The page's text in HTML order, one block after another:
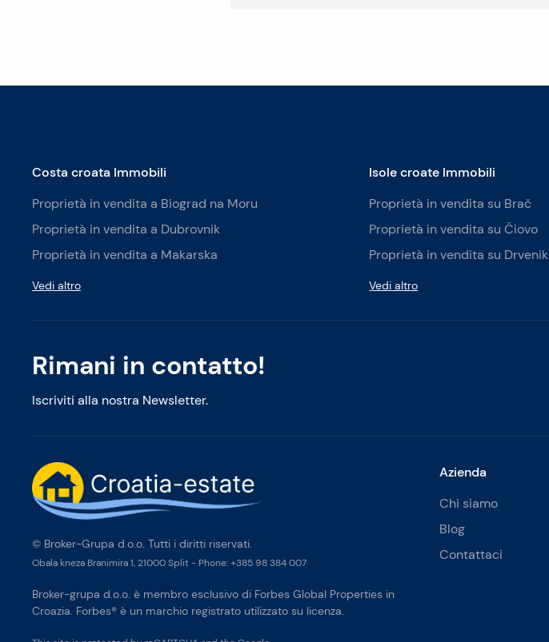
Rimani in contatto!
Iscriviti alla nostra Newsletter.
Costa croata Immobili
Proprietà in vendita a Biograd na Moru
Proprietà in vendita a Dubrovnik
Proprietà in vendita a Makarska
Vedi altro
Isole croate Immobili
Proprietà in vendita su Brač
Proprietà in vendita su Čiovo
Proprietà in vendita su Drvenik
Vedi altro
Azienda
Chi siamo
Blog
Contattaci
© Broker-Grupa d.o.o. Tutti i diritti riservati.
Obala kneza Branimira 1, 21000 Split - Phone: +385 98 384 007
Broker-grupa d.o.o. è membro esclusivo di Forbes Global Properties in
Croazia. Forbes® è un marchio registrato utilizzato su licenza.